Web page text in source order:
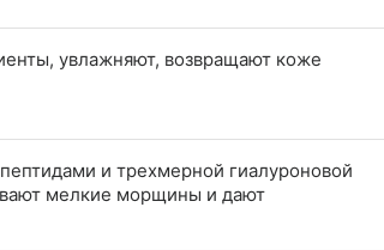
увлажняют, возвращают коже
и трехмерной гиалуроновой
мелкие морщины и дают